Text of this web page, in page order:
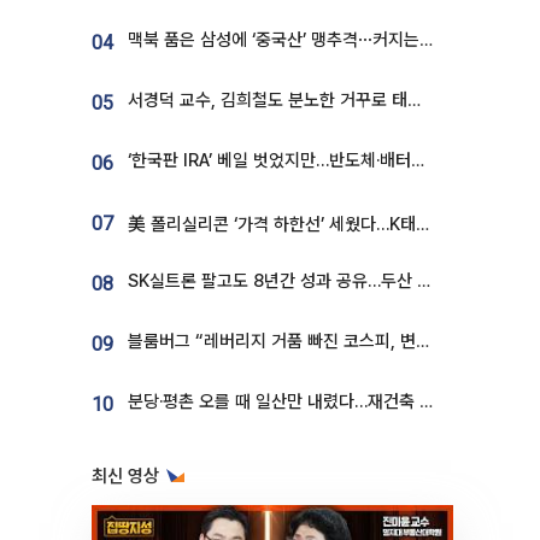
04 맥북 품은 삼성에 ‘중국산’ 맹추격⋯커지는 노트북 OLED 시장
05 서경덕 교수, 김희철도 분노한 거꾸로 태극기⋯"엉터리는 아냐, 아쉬울 뿐"
06 ‘한국판 IRA’ 베일 벗었지만…반도체·배터리 업계 “시행령이 관건”
07 美 폴리실리콘 ‘가격 하한선’ 세웠다…K태양광 수혜 기대
08 SK실트론 팔고도 8년간 성과 공유…두산 인수대금 2.3조가 끝 아냐
09 블룸버그 “레버리지 거품 빠진 코스피, 변동성 최악 국면 지났을 가능성”
10 분당·평촌 오를 때 일산만 내렸다…재건축 기대감도 ‘무색’
최신 영상